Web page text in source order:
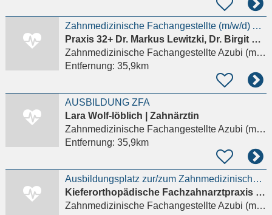
Zahnmedizinische Fachangestellte (m/w/d) Ausbildung 2026
Praxis 32+ Dr. Markus Lewitzki, Dr. Birgit Benz
Zahnmedizinische Fachangestellte Azubi (m/w/d)
Entfernung: 35,9km
AUSBILDUNG ZFA
Lara Wolf-löblich | Zahnärztin
Zahnmedizinische Fachangestellte Azubi (m/w/d)
Entfernung: 35,9km
Ausbildungsplatz zur/zum Zahnmedizinischen Fachangestellten (m/w/d) ab August – Kieferorthopädie
Kieferorthopädische Fachzahnarztpraxis Taunusstein
Zahnmedizinische Fachangestellte Azubi (m/w/d)